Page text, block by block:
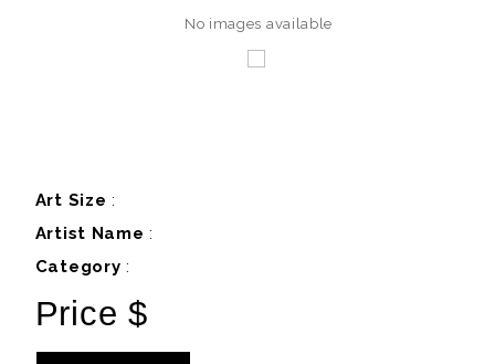
No images available
Art Size :
Artist Name :
Category :
Price $